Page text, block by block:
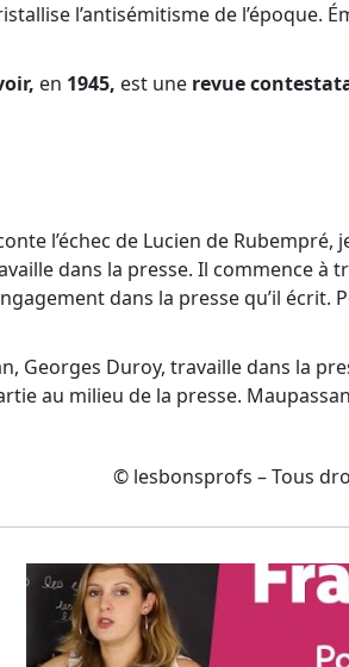
l’antisémitisme de l’époque.
en 1945, est une revue
l’échec de Lucien de
dans la presse. Il commence
dans la presse qu’il écrit.
Georges Duroy, travaille dans la
au milieu de la presse.
© lesbonsprofs – Tous